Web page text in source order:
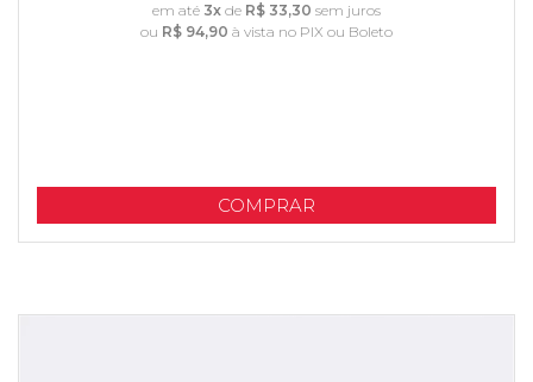
em até 3x de R$ 33,30 sem juros
ou R$ 94,90 à vista no PIX ou Boleto
COMPRAR